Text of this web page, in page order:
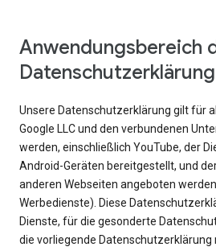
Anwendungsbereich
Datenschutzerklärung
Unsere Datenschutzerklärung gilt für
Google LLC und den verbundenen
werden, einschließlich YouTube, der
Android-Geräten bereitgestellt, und
anderen Webseiten angeboten
Werbedienste). Diese
Dienste, für die gesonderte
die vorliegende